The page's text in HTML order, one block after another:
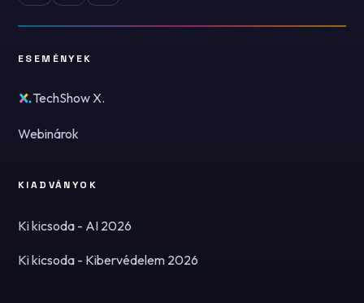
ESEMÉNYEK
TechShow X.
Webinárok
KIADVÁNYOK
Ki kicsoda - AI 2026
Ki kicsoda - Kibervédelem 2026